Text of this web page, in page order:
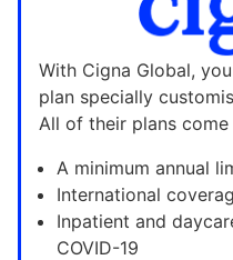
With Cigna Global,
plan specially
All of their plans come
A minimum annual
International
Inpatient and
COVID-19